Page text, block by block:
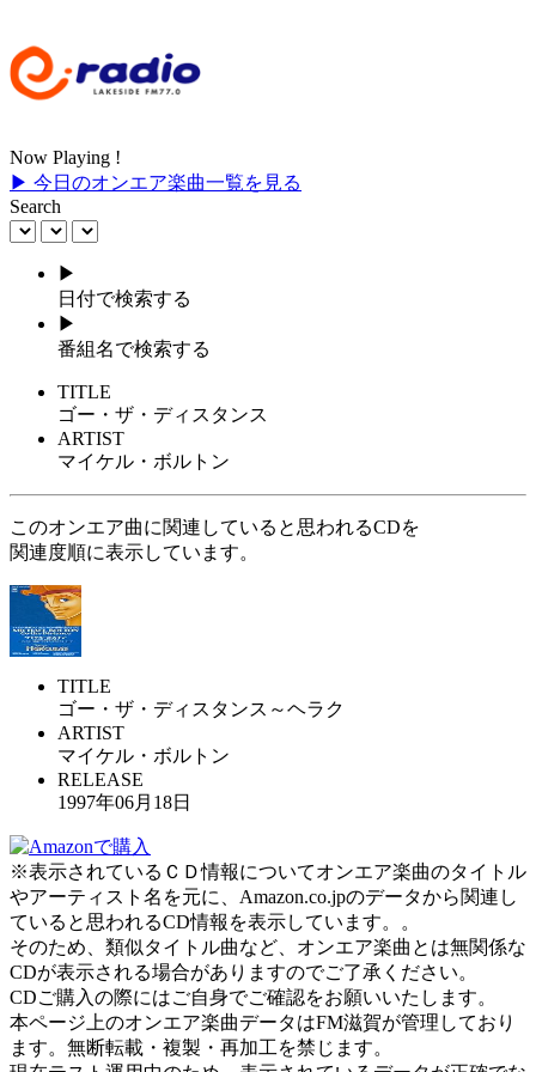
Now Playing !
▶ 今日のオンエア楽曲一覧を見る
Search
▶
日付で検索する
▶
番組名で検索する
TITLE
ゴー・ザ・ディスタンス
ARTIST
マイケル・ボルトン
このオンエア曲に関連していると思われるCDを
関連度順に表示しています。
TITLE
ゴー・ザ・ディスタンス～ヘラク
ARTIST
マイケル・ボルトン
RELEASE
1997年06月18日
※表示されているＣＤ情報についてオンエア楽曲のタイトル
やアーティスト名を元に、Amazon.co.jpのデータから関連し
ていると思われるCD情報を表示しています。。
そのため、類似タイトル曲など、オンエア楽曲とは無関係な
CDが表示される場合がありますのでご了承ください。
CDご購入の際にはご自身でご確認をお願いいたします。
本ページ上のオンエア楽曲データはFM滋賀が管理しており
ます。無断転載・複製・再加工を禁じます。